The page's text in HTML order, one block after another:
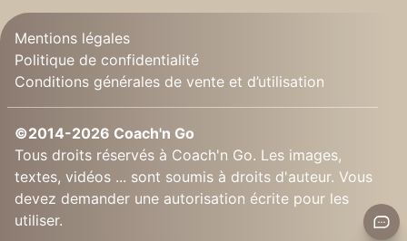
Mentions légales
Politique de confidentialité
Conditions générales de vente et d’utilisation
©2014-2026 Coach'n Go
Tous droits réservés à Coach'n Go. Les images,
textes, vidéos ... sont soumis à droits d'auteur. Vous
devez demander une autorisation écrite pour les
utiliser.